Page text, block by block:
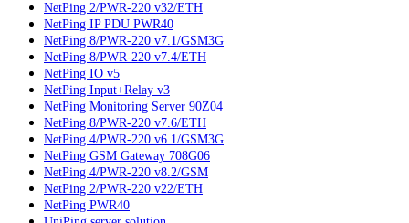
NetPing 2/PWR-220 v32/ETH
NetPing IP PDU PWR40
NetPing 8/PWR-220 v7.1/GSM3G
NetPing 8/PWR-220 v7.4/ETH
NetPing IO v5
NetPing Input+Relay v3
NetPing Monitoring Server 90Z04
NetPing 8/PWR-220 v7.6/ETH
NetPing 4/PWR-220 v6.1/GSM3G
NetPing GSM Gateway 708G06
NetPing 4/PWR-220 v8.2/GSM
NetPing 2/PWR-220 v22/ETH
NetPing PWR40